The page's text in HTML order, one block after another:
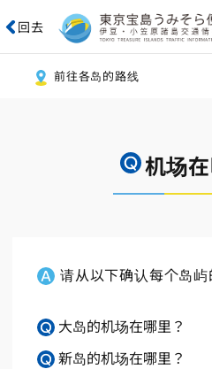
回去
前往各岛的路线
机场
请从以下确认每个岛屿
大岛的机场在哪里？
新岛的机场在哪里？